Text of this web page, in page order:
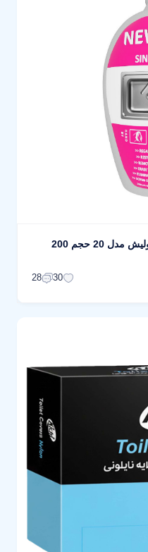
پولیش براق کننده استیل سینک نیولیش مدل 20 حجم 200
30
28